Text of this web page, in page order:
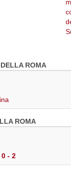
ROMA
ROMA
0 - 2